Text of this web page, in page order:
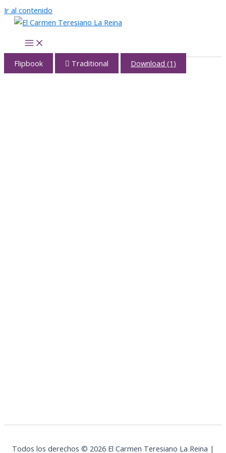
Ir al contenido
Flipbook Traditional Download (1 )
Todos los derechos © 2026 El Carmen Teresiano La Reina |